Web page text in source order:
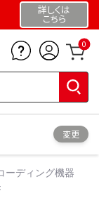
詳しくは
こちら
0
変更
ーディング機器